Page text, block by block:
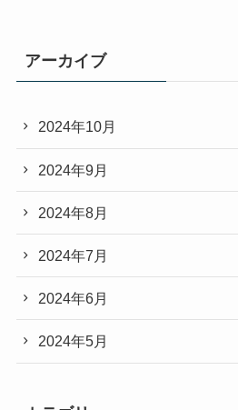
アーカイブ
2024年10月
2024年9月
2024年8月
2024年7月
2024年6月
2024年5月